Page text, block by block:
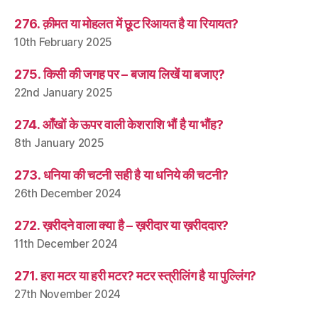
276. क़ीमत या मोहलत में छूट रिआयत है या रियायत?
10th February 2025
275. किसी की जगह पर – बजाय लिखें या बजाए?
22nd January 2025
274. आँखों के ऊपर वाली केशराशि भौं है या भौंह?
8th January 2025
273. धनिया की चटनी सही है या धनिये की चटनी?
26th December 2024
272. ख़रीदने वाला क्या है – ख़रीदार या ख़रीददार?
11th December 2024
271. हरा मटर या हरी मटर? मटर स्त्रीलिंग है या पुल्लिंग?
27th November 2024